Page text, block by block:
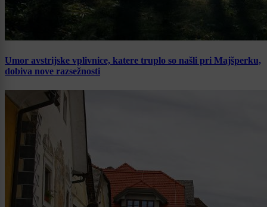
Umor avstrijske vplivnice, katere truplo so našli pri Majšperku,
dobiva nove razsežnosti